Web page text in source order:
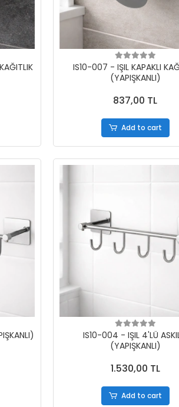
IS10-007 - IŞIL KAPAKLI
(YAPIŞKANLI)
837,00 TL
Add to cart
IS10-004 - IŞIL 4'LÜ
(YAPIŞKANLI)
1.530,00 TL
Add to cart